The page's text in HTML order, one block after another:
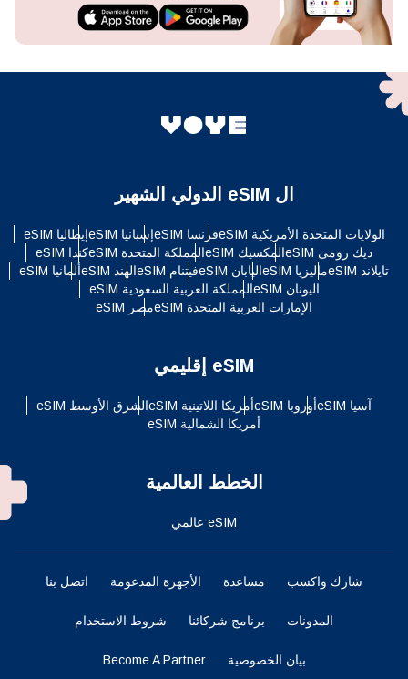
ال eSIM الدولي الشهير
الولايات المتحدة الأمريكية eSIM فرنسا eSIM إسبانيا eSIM
إيطاليا eSIM
ديك رومى eSIM
المكسيك eSIM المملكة المتحدة eSIM
كندا eSIM
تايلاند eSIM
ماليزيا eSIM اليابان eSIM فيتنام eSIM الهند eSIM
ألمانيا eSIM
اليونان eSIM
المملكة العربية السعودية eSIM
الإمارات العربية المتحدة eSIM
مصر eSIM
eSIM إقليمي
آسيا eSIM أوروبا eSIM أمريكا اللاتينية eSIM
الشرق الأوسط eSIM
أمريكا الشمالية eSIM
الخطط العالمية
eSIM عالمي
شارك واكسب مساعدة الأجهزة المدعومة اتصل بنا
المدونات برنامج شركائنا شروط الاستخدام
بيان الخصوصية Become A Partner